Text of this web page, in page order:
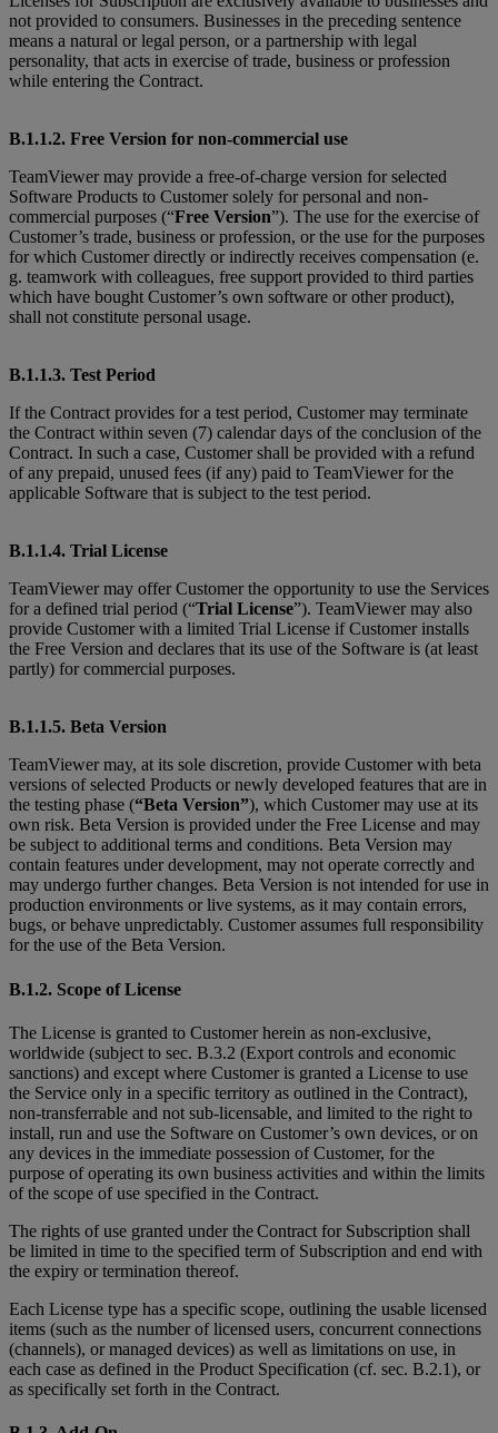
not provided to consumers. Businesses in the preceding sentence
means a natural or legal person, or a partnership with legal
personality, that acts in exercise of trade, business or profession
while entering the Contract.
B.1.1.2. Free Version for non-commercial use
TeamViewer may provide a free-of-charge version for selected
Software Products to Customer solely for personal and non-
commercial purposes (“Free Version”). The use for the exercise of
Customer’s trade, business or profession, or the use for the purposes
for which Customer directly or indirectly receives compensation (e.
g. teamwork with colleagues, free support provided to third parties
which have bought Customer’s own software or other product),
shall not constitute personal usage.
B.1.1.3. Test Period
If the Contract provides for a test period, Customer may terminate
the Contract within seven (7) calendar days of the conclusion of the
Contract. In such a case, Customer shall be provided with a refund
of any prepaid, unused fees (if any) paid to TeamViewer for the
applicable Software that is subject to the test period.
B.1.1.4. Trial License
TeamViewer may offer Customer the opportunity to use the Services
for a defined trial period (“Trial License”). TeamViewer may also
provide Customer with a limited Trial License if Customer installs
the Free Version and declares that its use of the Software is (at least
partly) for commercial purposes.
B.1.1.5. Beta Version
TeamViewer may, at its sole discretion, provide Customer with beta
versions of selected Products or newly developed features that are in
the testing phase (“Beta Version”), which Customer may use at its
own risk. Beta Version is provided under the Free License and may
be subject to additional terms and conditions. Beta Version may
contain features under development, may not operate correctly and
may undergo further changes. Beta Version is not intended for use in
production environments or live systems, as it may contain errors,
bugs, or behave unpredictably. Customer assumes full responsibility
for the use of the Beta Version.
B.1.2. Scope of License
The License is granted to Customer herein as non-exclusive,
worldwide (subject to sec. B.3.2 (Export controls and economic
sanctions) and except where Customer is granted a License to use
the Service only in a specific territory as outlined in the Contract),
non-transferrable and not sub-licensable, and limited to the right to
install, run and use the Software on Customer’s own devices, or on
any devices in the immediate possession of Customer, for the
purpose of operating its own business activities and within the limits
of the scope of use specified in the Contract.
The rights of use granted under the Contract for Subscription shall
be limited in time to the specified term of Subscription and end with
the expiry or termination thereof.
Each License type has a specific scope, outlining the usable licensed
items (such as the number of licensed users, concurrent connections
(channels), or managed devices) as well as limitations on use, in
each case as defined in the Product Specification (cf. sec. B.2.1), or
as specifically set forth in the Contract.